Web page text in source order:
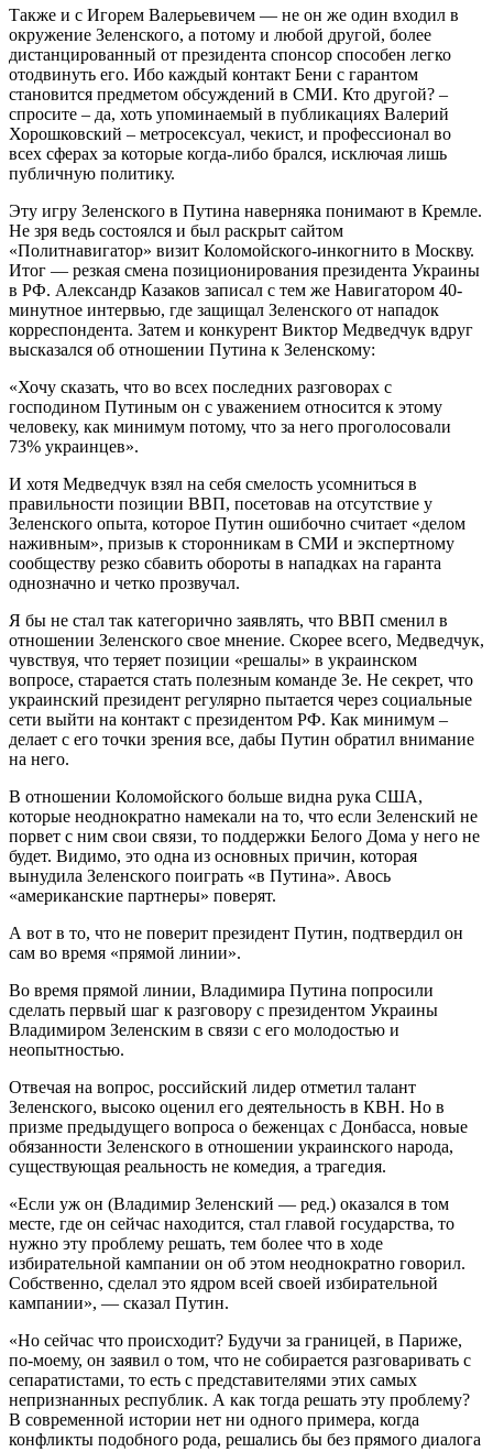
Также и с Игорем Валерьевичем — не он же один входил в
окружение Зеленского, а потому и любой другой, более
дистанцированный от президента спонсор способен легко
отодвинуть его. Ибо каждый контакт Бени с гарантом
становится предметом обсуждений в СМИ. Кто другой? –
спросите – да, хоть упоминаемый в публикациях Валерий
Хорошковский – метросексуал, чекист, и профессионал во
всех сферах за которые когда-либо брался, исключая лишь
публичную политику.
Эту игру Зеленского в Путина наверняка понимают в Кремле.
Не зря ведь состоялся и был раскрыт сайтом
«Политнавигатор» визит Коломойского-инкогнито в Москву.
Итог — резкая смена позиционирования президента Украины
в РФ. Александр Казаков записал с тем же Навигатором 40-
минутное интервью, где защищал Зеленского от нападок
корреспондента. Затем и конкурент Виктор Медведчук вдруг
высказался об отношении Путина к Зеленскому:
«Хочу сказать, что во всех последних разговорах с
господином Путиным он с уважением относится к этому
человеку, как минимум потому, что за него проголосовали
73% украинцев».
И хотя Медведчук взял на себя смелость усомниться в
правильности позиции ВВП, посетовав на отсутствие у
Зеленского опыта, которое Путин ошибочно считает «делом
наживным», призыв к сторонникам в СМИ и экспертному
сообществу резко сбавить обороты в нападках на гаранта
однозначно и четко прозвучал.
Я бы не стал так категорично заявлять, что ВВП сменил в
отношении Зеленского свое мнение. Скорее всего, Медведчук,
чувствуя, что теряет позиции «решалы» в украинском
вопросе, старается стать полезным команде Зе. Не секрет, что
украинский президент регулярно пытается через социальные
сети выйти на контакт с президентом РФ. Как минимум –
делает с его точки зрения все, дабы Путин обратил внимание
на него.
В отношении Коломойского больше видна рука США,
которые неоднократно намекали на то, что если Зеленский не
порвет с ним свои связи, то поддержки Белого Дома у него не
будет. Видимо, это одна из основных причин, которая
вынудила Зеленского поиграть «в Путина». Авось
«американские партнеры» поверят.
А вот в то, что не поверит президент Путин, подтвердил он
сам во время «прямой линии».
Во время прямой линии, Владимира Путина попросили
сделать первый шаг к разговору с президентом Украины
Владимиром Зеленским в связи с его молодостью и
неопытностью.
Отвечая на вопрос, российский лидер отметил талант
Зеленского, высоко оценил его деятельность в КВН. Но в
призме предыдущего вопроса о беженцах с Донбасса, новые
обязанности Зеленского в отношении украинского народа,
существующая реальность не комедия, а трагедия.
«Если уж он (Владимир Зеленский — ред.) оказался в том
месте, где он сейчас находится, стал главой государства, то
нужно эту проблему решать, тем более что в ходе
избирательной кампании он об этом неоднократно говорил.
Собственно, сделал это ядром всей своей избирательной
кампании», — сказал Путин.
«Но сейчас что происходит? Будучи за границей, в Париже,
по-моему, он заявил о том, что не собирается разговаривать с
сепаратистами, то есть с представителями этих самых
непризнанных республик. А как тогда решать эту проблему?
В современной истории нет ни одного примера, когда
конфликты подобного рода, решались бы без прямого диалога